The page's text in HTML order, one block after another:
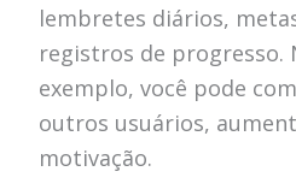
lembretes diários,
registros de progresso.
exemplo, você pode
outros usuários,
motivação.